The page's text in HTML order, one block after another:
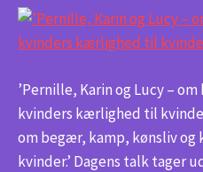
’Pernille, Karin og Lucy –
kvinders kærlighed til
om begær, kamp, kønsliv
kvinder.’ Dagens talk tager
kamp,
kønsliv
kvinders
kærlighed
til
kvinder.